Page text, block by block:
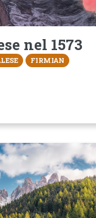
nel 1573
FIRMIAN